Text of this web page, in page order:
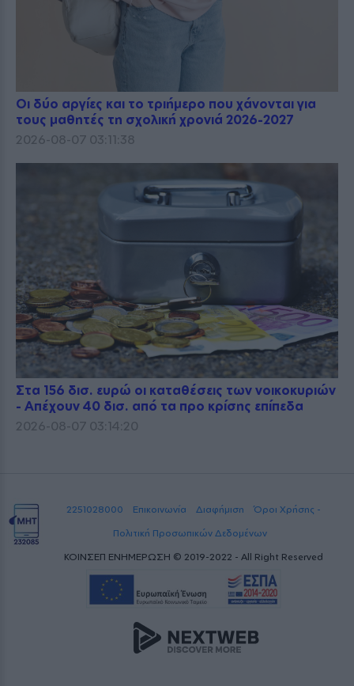
Οι δύο αργίες και το τριήμερο που χάνονται για
τους μαθητές τη σχολική χρονιά 2026-2027
2026-08-07 03:11:38
Στα 156 δισ. ευρώ οι καταθέσεις των νοικοκυριών
- Απέχουν 40 δισ. από τα προ κρίσης επίπεδα
2026-08-07 03:14:20
2251028000 Επικοινωνία Διαφήμιση
Όροι Χρήσης -
Πολιτική Προσωπικών Δεδομένων
ΚΟΙΝΣΕΠ ΕΝΗΜΕΡΩΣΗ © 2019-2022 - All Right Reserved